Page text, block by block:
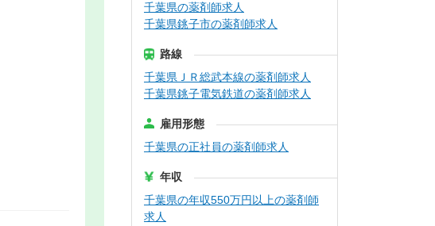
千葉県の薬剤師求人
千葉県銚子市の薬剤師求人
路線
千葉県ＪＲ総武本線の薬剤師求人
千葉県銚子電気鉄道の薬剤師求人
雇用形態
千葉県の正社員の薬剤師求人
年収
千葉県の年収550万円以上の薬剤師
求人